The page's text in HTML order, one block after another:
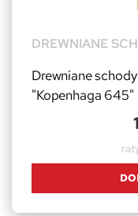
DREWNIANE
Drewniane
"Kopenhaga 645"